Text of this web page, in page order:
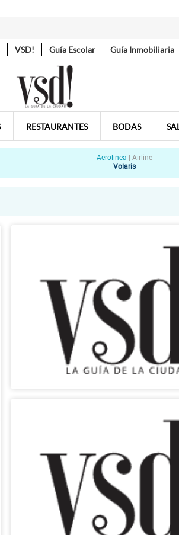
VSD! Guía Escolar Guía Inmobiliaria
RESTAURANTES BODAS
Aerolinea
Airline
Volaris